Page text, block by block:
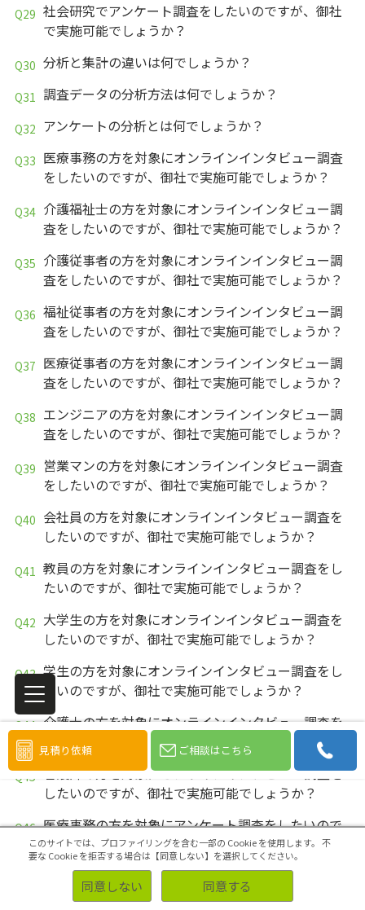
社会研究でアンケート調査をしたいのですが、御社
で実施可能でしょうか？
分析と集計の違いは何でしょうか？
調査データの分析方法は何でしょうか？
アンケートの分析とは何でしょうか？
医療事務の方を対象にオンラインインタビュー調査
をしたいのですが、御社で実施可能でしょうか？
介護福祉士の方を対象にオンラインインタビュー調
査をしたいのですが、御社で実施可能でしょうか？
介護従事者の方を対象にオンラインインタビュー調
査をしたいのですが、御社で実施可能でしょうか？
福祉従事者の方を対象にオンラインインタビュー調
査をしたいのですが、御社で実施可能でしょうか？
医療従事者の方を対象にオンラインインタビュー調
査をしたいのですが、御社で実施可能でしょうか？
エンジニアの方を対象にオンラインインタビュー調
査をしたいのですが、御社で実施可能でしょうか？
営業マンの方を対象にオンラインインタビュー調査
をしたいのですが、御社で実施可能でしょうか？
会社員の方を対象にオンラインインタビュー調査を
したいのですが、御社で実施可能でしょうか？
教員の方を対象にオンラインインタビュー調査をし
たいのですが、御社で実施可能でしょうか？
大学生の方を対象にオンラインインタビュー調査を
したいのですが、御社で実施可能でしょうか？
学生の方を対象にオンラインインタビュー調査をし
たいのですが、御社で実施可能でしょうか？
介護士の方を対象にオンラインインタビュー調査を
したいのですが、御社で実施可能でしょうか？
看護師の方を対象にオンラインインタビュー調査を
したいのですが、御社で実施可能でしょうか？
医療事務の方を対象にアンケート調査をしたいので
すが、御社で実施可能でしょうか？
医療従事者の方を対象にアンケート調査をしたいの
ですが、御社で実施可能でしょうか？
見積り依頼 ご相談はこちら
このサイトでは、プロファイリングを含む一部の Cookie を使用します。 不
要な Cookie を拒否する場合は【同意しない】を選択してください。
同意しない 同意する